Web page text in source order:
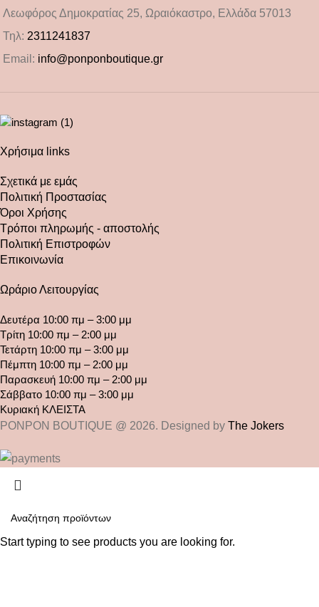
Λεωφόρος Δημοκρατίας 25, Ωραιόκαστρο, Ελλάδα 57013
Τηλ: 2311241837
Email: info@ponponboutique.gr
Χρήσιμα links
Σχετικά με εμάς
Πολιτική Προστασίας
Όροι Χρήσης
Τρόποι πληρωμής - αποστολής
Πολιτική Επιστροφών
Επικοινωνία
Ωράριο Λειτουργίας
Δευτέρα 10:00 πμ – 3:00 μμ
Τρίτη 10:00 πμ – 2:00 μμ
Τετάρτη 10:00 πμ – 3:00 μμ
Πέμπτη 10:00 πμ – 2:00 μμ
Παρασκευή 10:00 πμ – 2:00 μμ
Σάββατο 10:00 πμ – 3:00 μμ
Κυριακή ΚΛΕΙΣΤΑ
PONPON BOUTIQUE @ 2026. Designed by The Jokers
Start typing to see products you are looking for.